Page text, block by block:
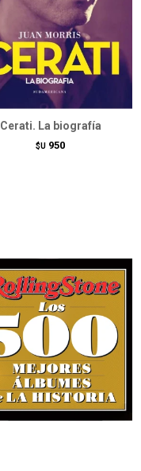
Cerati. La biografía
$U 950